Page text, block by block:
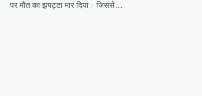
पर मौत का झपट्टा मार दिया। जिससे…